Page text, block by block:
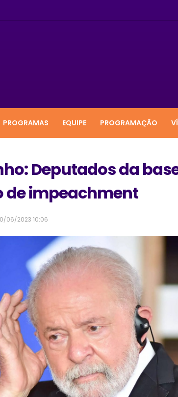
PROGRAMAS EQUIPE PROGRAMAÇÃO
Deputados da
de impeachment
06/2023 10:06